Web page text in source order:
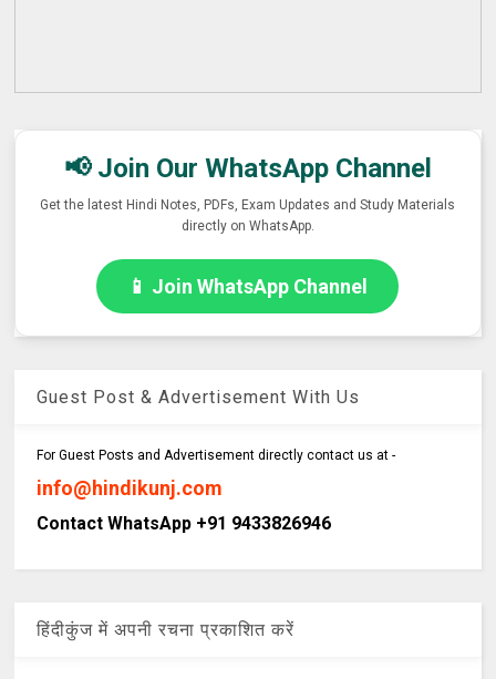
📢 Join Our WhatsApp Channel
Get the latest Hindi Notes, PDFs, Exam Updates and Study Materials
directly on WhatsApp.
📱 Join WhatsApp Channel
Guest Post & Advertisement With Us
For Guest Posts and Advertisement directly contact us at -
info@hindikunj.com
Contact WhatsApp +91 9433826946
हिंदीकुंज में अपनी रचना प्रकाशित करें